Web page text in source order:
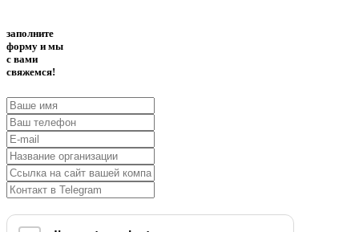
заполните
форму и мы
с вами
свяжемся!